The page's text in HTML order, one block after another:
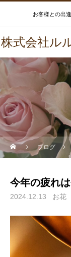
お客様との出
株式会社ル
ブログ
今年の疲れ
2024.12.13 お花